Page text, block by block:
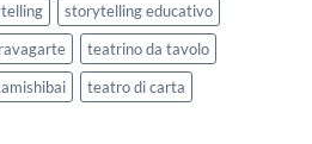
storytelling educativo
teatrino da tavolo
teatro di carta